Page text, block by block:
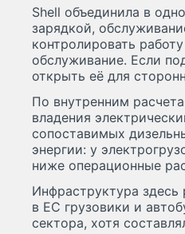
Shell объединила в
зарядкой,
контролировать
обслуживание. Если
открыть её для
По внутренним
владения
сопоставимых
энергии: у
ниже операционные
Инфраструктура здесь
в ЕС грузовики и
сектора, хотя